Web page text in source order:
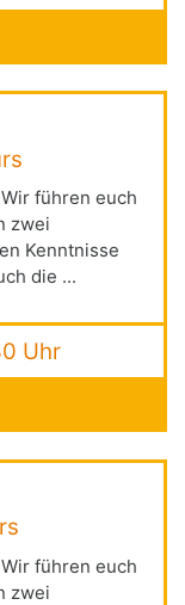
führen euch
zwei
Kenntnisse
die ...
Uhr
führen euch
zwei